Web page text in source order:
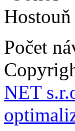
Počet
NET